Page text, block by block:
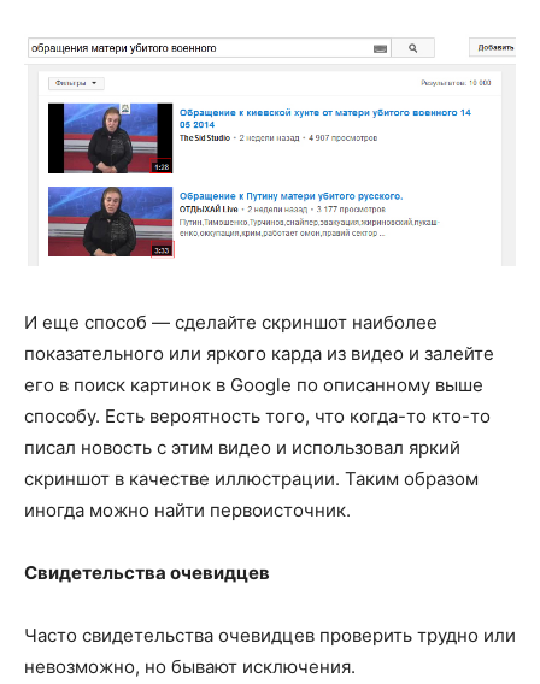
И еще способ — сделайте скриншот наиболее
показательного или яркого карда из видео и залейте
его в поиск картинок в Google по описанному выше
способу. Есть вероятность того, что когда-то кто-то
писал новость с этим видео и использовал яркий
скриншот в качестве иллюстрации. Таким образом
иногда можно найти первоисточник.
Свидетельства очевидцев
Часто свидетельства очевидцев проверить трудно или
невозможно, но бывают исключения.